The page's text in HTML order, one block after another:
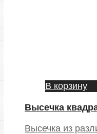
В корзину
Высечка
Высечка из